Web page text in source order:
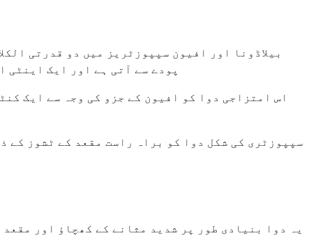
بیلاڈونا اور افیون سپپوزٹریز میں دو قدرتی
پودے سے آتی ہے اور ایک اینٹی
اس امتزاجی دوا کو افیون کے جزو کی وجہ سے ایک
سپپوزٹری کی شکل دوا کو براہ راست مقعد کے ٹشوز کے
یہ دوا بنیادی طور پر شدید مثانے کے کھچاؤ اور